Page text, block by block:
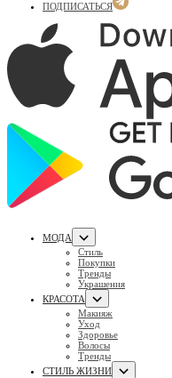
ПОДПИСАТЬСЯ
МОДА
Стиль
Покупки
Тренды
Украшения
КРАСОТА
Макияж
Уход
Здоровье
Волосы
Тренды
СТИЛЬ ЖИЗНИ